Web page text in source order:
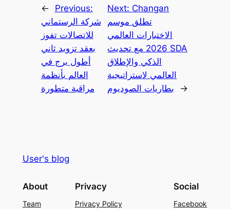
←
Previous:
شركة الرستماني
للاتصالات تفوز
بعقد تزويد ثاني
أطول برج في
العالم بأنظمة
مراقبة متطورة
Next: Changan
تطلق موسم
الاختبارات العالمي
2026 مع تحديث SDA
الذكي والإطلاق
العالمي لاستراتيجية
بطاريات الصوديوم
→
User's blog
About
Team
Privacy
Privacy Policy
Social
Facebook